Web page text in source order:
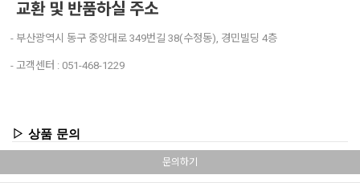
교환 및 반품하실 주소
- 부산광역시 동구 중앙대로 349번길 38(수정동), 경민빌딩 4층
- 고객센터 : 051-468-1229
▷ 상품 문의
문의하기